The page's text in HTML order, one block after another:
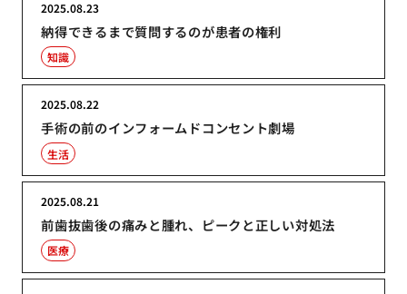
納得できるまで質問するのが患者の権利
2025.08.23
知識
手術の前のインフォームドコンセント劇場
2025.08.22
生活
前歯抜歯後の痛みと腫れ、ピークと正しい対処法
2025.08.21
医療